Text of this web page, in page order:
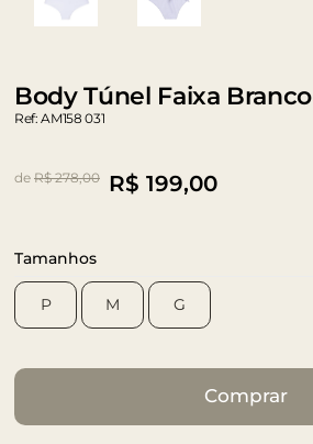
Body Túnel Faixa Branco
Ref: AM158 031
de R$ 278,00 R$ 199,00
Tamanhos
P M G
Comprar